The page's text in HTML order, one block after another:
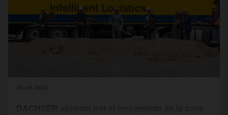
20.05.2020